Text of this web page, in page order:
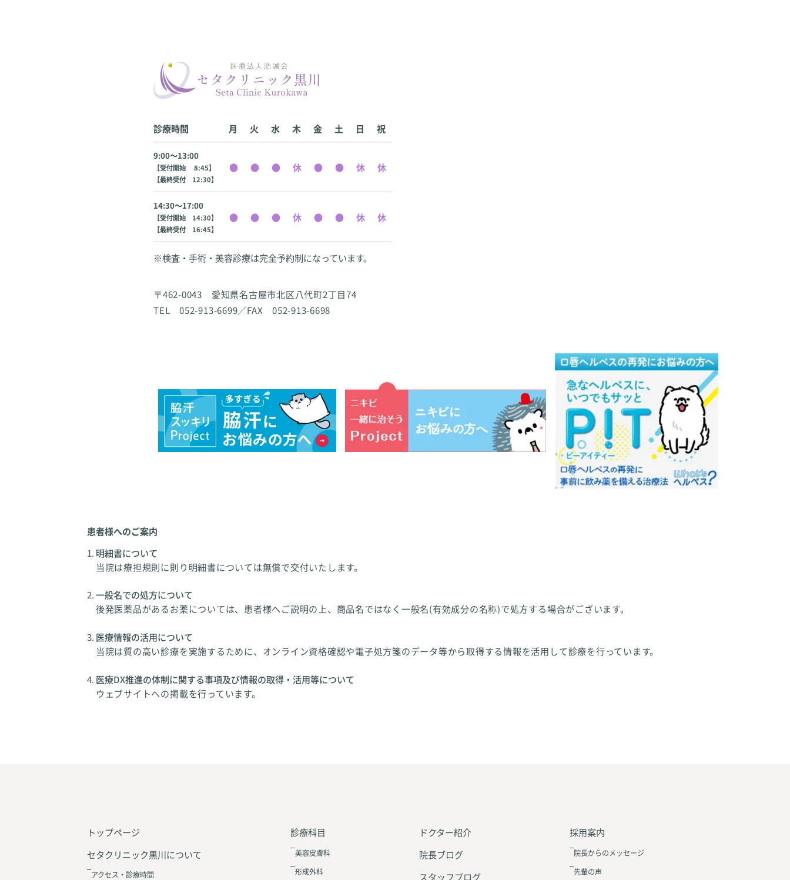
診療時間 月 火 水 木 金 土 日 祝
9:00〜13:00
【受付開始 8:45】
【最終受付 12:30】
14:30〜17:00
【受付開始 14:30】
【最終受付 16:45】
※検査・手術・美容診療は完全予約制になっています。
〒462-0043 愛知県名古屋市北区八代町2丁目74
TEL 052-913-6699／FAX 052-913-6698
患者様へのご案内
明細書について
当院は療担規則に則り明細書については無償で交付いたします。
一般名での処方について
後発医薬品があるお薬については、患者様へご説明の上、商品名ではなく一般名(有効成分の名称)で処方する場合がございます。
医療情報の活用について
当院は質の高い診療を実施するために、オンライン資格確認や電子処方箋のデータ等から取得する情報を活用して診療を行っています。
医療DX推進の体制に関する事項及び情報の取得・活用等について
ウェブサイトへの掲載を行っています。
トップページ
セタクリニック黒川について
アクセス・診療時間
診療科目
美容皮膚科
形成外科
ドクター紹介
院長ブログ
スタッフブログ
採用案内
院長からのメッセージ
先輩の声